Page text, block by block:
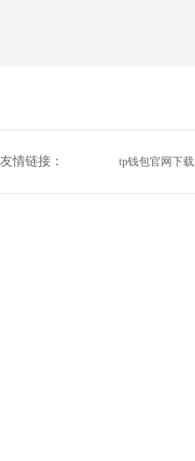
友情链接： tp钱包官网下载